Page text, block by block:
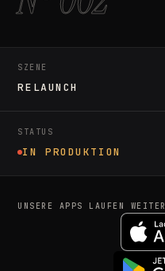
SZENE
RELAUNCH
STATUS
IN PRODUKTION
UNSERE APPS LAUFEN WEITER